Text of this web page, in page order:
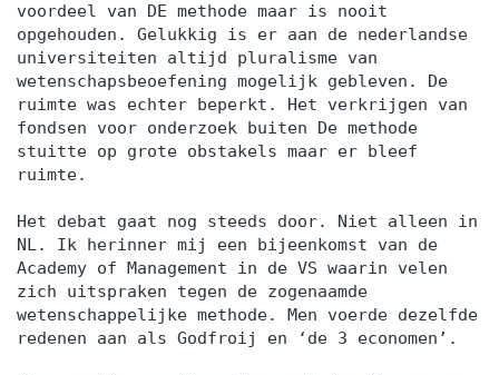
voordeel van DE methode maar is nooit
opgehouden. Gelukkig is er aan de nederlandse
universiteiten altijd pluralisme van
wetenschapsbeoefening mogelijk gebleven. De
ruimte was echter beperkt. Het verkrijgen van
fondsen voor onderzoek buiten De methode
stuitte op grote obstakels maar er bleef
ruimte.
Het debat gaat nog steeds door. Niet alleen in
NL. Ik herinner mij een bijeenkomst van de
Academy of Management in de VS waarin velen
zich uitspraken tegen de zogenaamde
wetenschappelijke methode. Men voerde dezelfde
redenen aan als Godfroij en ‘de 3 economen’.